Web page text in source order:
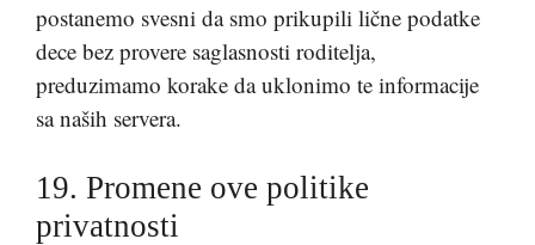
postanemo svesni da smo prikupili lične podatke
dece bez provere saglasnosti roditelja,
preduzimamo korake da uklonimo te informacije
sa naših servera.
19. Promene ove politike
privatnosti